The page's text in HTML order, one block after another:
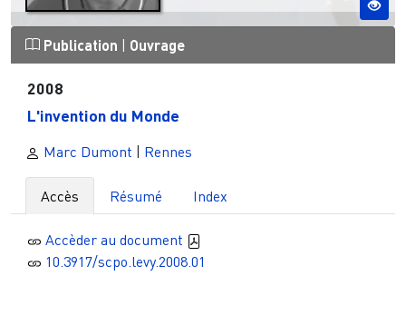
Publication | Ouvrage
2008
L'invention du Monde
Marc Dumont | Rennes
Accès Résumé Index
Accèder au document
10.3917/scpo.levy.2008.01